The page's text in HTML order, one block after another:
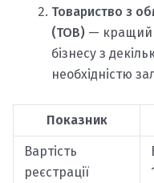
Товариство з
(ТОВ) — кращий
бізнесу з
необхідністю
Показник
Вартість
реєстрації